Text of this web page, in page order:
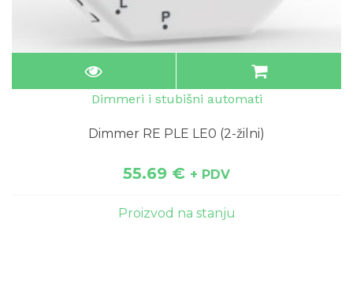
Dimmeri i stubišni automati
Dimmer RE PLE LE0 (2-žilni)
55.69 € + PDV
Proizvod na stanju